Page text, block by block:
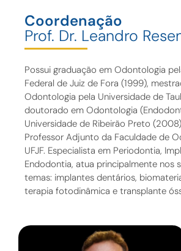
Coordenação
Prof. Dr. Leandro
Possui graduação em Odontologia
Federal de Juiz de Fora (1999),
Odontologia pela Universidade de
doutorado em Odontologia
Universidade de Ribeirão Preto
Professor Adjunto da Faculdade de
UFJF. Especialista em Periodontia,
Endodontia, atua principalmente nos
temas: implantes dentários,
terapia fotodinâmica e transplante